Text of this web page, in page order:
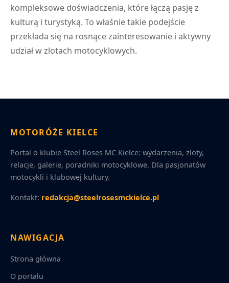
kompleksowe doświadczenia, które łączą pasję z
kulturą i turystyką. To właśnie takie podejście
przekłada się na rosnące zainteresowanie i aktywny
udział w zlotach motocyklowych.
MOTORÓŻE KIELCE
Portal o klubie Steel Roses MC Kielce: wydarzenia, zloty,
relacje, galerie, poradniki motocyklowe. Dla pasjonatów
motocykli i klubowej kultury.
Kontakt: redakcja@steelrosesmckielce.pl
NAWIGACJA
Strona główna
O portalu